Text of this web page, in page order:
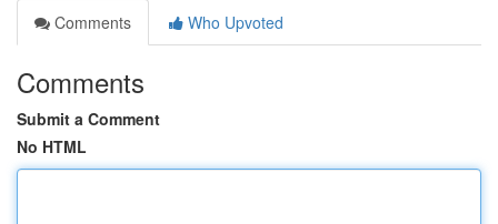
Comments
Who Upvoted
Comments
Submit a Comment
No HTML